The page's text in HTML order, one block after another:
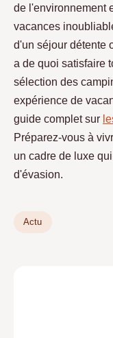
de l'environnement
vacances
d'un séjour détente
a de quoi satisfaire
sélection des
expérience de
guide complet sur
Préparez-vous à
un cadre de luxe
d'évasion.
Actu